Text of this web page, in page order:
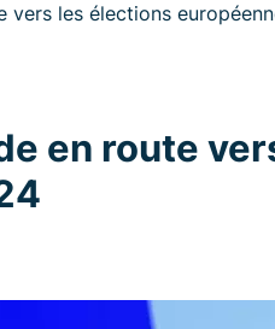
vers les élections
en route